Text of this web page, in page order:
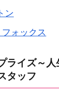
ン
ォックス
ライズ～
タッフ